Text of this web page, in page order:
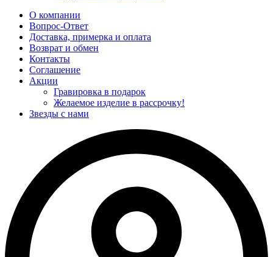
О компании
Вопрос-Ответ
Доставка, примерка и оплата
Возврат и обмен
Контакты
Соглашение
Акции
Гравировка в подарок
Желаемое изделие в рассрочку!
Звезды с нами